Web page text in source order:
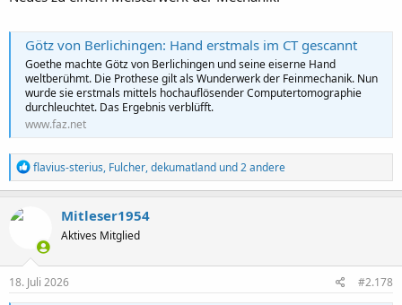
Götz von Berlichingen: Hand erstmals im CT gescannt
Goethe machte Götz von Berlichingen und seine eiserne Hand
weltberühmt. Die Prothese gilt als Wunderwerk der Feinmechanik. Nun
wurde sie erstmals mittels hochauflösender Computertomographie
durchleuchtet. Das Ergebnis verblüfft.
www.faz.net
R
e
a
o
n
e
flavius-sterius, Fulcher,dekumatland und 2 andere
Mitleser1954
Aktives Mitglied
18. Juli 2026 #2.178